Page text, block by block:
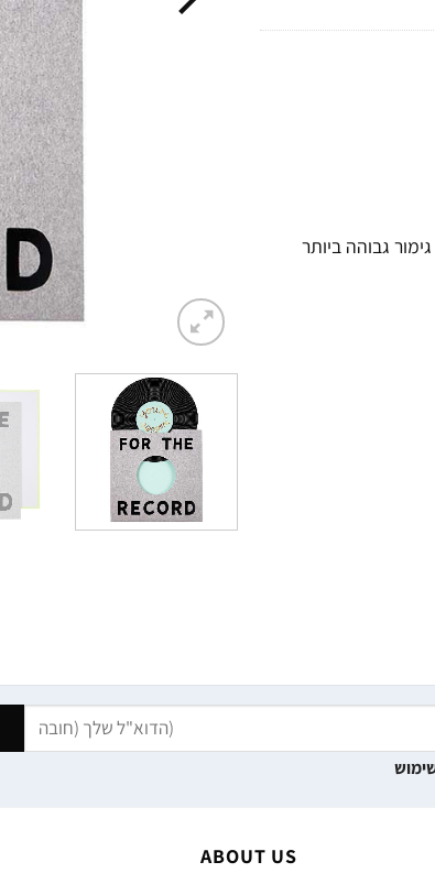
גבוהה ביותר
ABOUT US